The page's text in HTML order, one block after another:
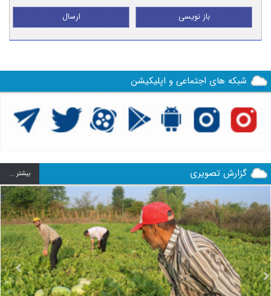
ارسال باز نویسی
شبکه های اجتماعی و اپلیکیشن
گزارش تصویری بيشتر ...
Next